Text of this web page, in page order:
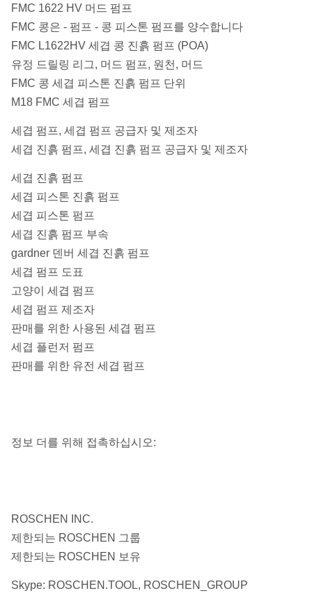
FMC 1622 HV 머드 펌프
FMC 콩은 - 펌프 - 콩 피스톤 펌프를 양수합니다
FMC L1622HV 세겹 콩 진흙 펌프 (POA)
유정 드릴링 리그, 머드 펌프, 원천, 머드
FMC 콩 세겹 피스톤 진흙 펌프 단위
M18 FMC 세겹 펌프
세겹 펌프, 세겹 펌프 공급자 및 제조자
세겹 진흙 펌프, 세겹 진흙 펌프 공급자 및 제조자
세겹 진흙 펌프
세겹 피스톤 진흙 펌프
세겹 피스톤 펌프
세겹 진흙 펌프 부속
gardner 덴버 세겹 진흙 펌프
세겹 펌프 도표
고양이 세겹 펌프
세겹 펌프 제조자
판매를 위한 사용된 세겹 펌프
세겹 플런저 펌프
판매를 위한 유전 세겹 펌프
정보 더를 위해 접촉하십시오:
ROSCHEN INC.
제한되는 ROSCHEN 그룹
제한되는 ROSCHEN 보유
Skype: ROSCHEN.TOOL, ROSCHEN_GROUP